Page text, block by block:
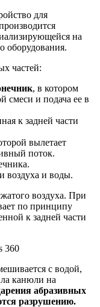
для
на
оборудования.
частей:
, в котором
смеси и подача ее в
к задней части
вылетает
поток.
воздуха и воды.
воздуха. При
по принципу
к задней части
с водой,
канюли на
абразивных
разрушению.